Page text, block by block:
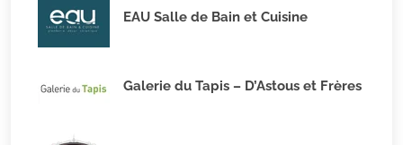
EAU Salle de Bain et Cuisine
Galerie du Tapis – D’Astous et Frères